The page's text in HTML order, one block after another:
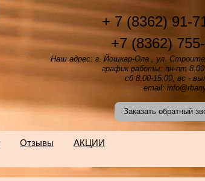
+ 7 (8362) 91-
+7 (8362)
Наш адрес: г. Йошкар-Ола , ул.
график работы: пн-пт
сб 8.00-15.00, вс -
email:
Заказать обратный
Отзывы
АКЦИИ